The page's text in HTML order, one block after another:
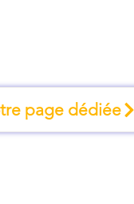
page dédiée